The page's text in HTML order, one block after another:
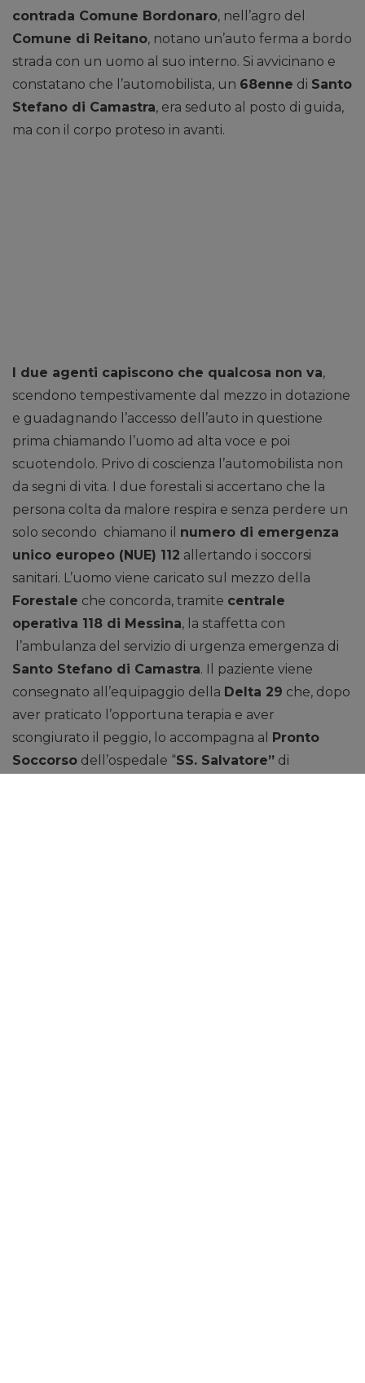
contrada Comune Bordonaro, nell’agro del
Comune di Reitano, notano un’auto ferma a bordo
strada con un uomo al suo interno. Si avvicinano e
constatano che l’automobilista, un 68enne di Santo
Stefano di Camastra, era seduto al posto di guida,
ma con il corpo proteso in avanti.
I due agenti capiscono che qualcosa non va,
scendono tempestivamente dal mezzo in dotazione
e guadagnando l’accesso dell’auto in questione
prima chiamando l’uomo ad alta voce e poi
scuotendolo. Privo di coscienza l’automobilista non
da segni di vita. I due forestali si accertano che la
persona colta da malore respira e senza perdere un
solo secondo chiamano il numero di emergenza
unico europeo (NUE) 112 allertando i soccorsi
sanitari. L’uomo viene caricato sul mezzo della
Forestale che concorda, tramite centrale
operativa 118 di Messina, la staffetta con
l’ambulanza del servizio di urgenza emergenza di
Santo Stefano di Camastra. Il paziente viene
consegnato all’equipaggio della Delta 29 che, dopo
aver praticato l’opportuna terapia e aver
scongiurato il peggio, lo accompagna al Pronto
Soccorso dell’ospedale “SS. Salvatore” di